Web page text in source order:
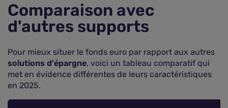
Comparaison avec
d'autres supports
Pour mieux situer le fonds euro par rapport aux autres
solutions d'épargne, voici un tableau comparatif qui
met en évidence différentes de leurs caractéristiques
en 2025.